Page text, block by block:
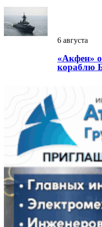
6 августа
«Акфен»
кораблю